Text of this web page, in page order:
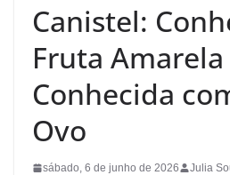
Canistel:
Fruta Amarela
Conhecida
Ovo
sábado, 6 de junho de 2026 Julia